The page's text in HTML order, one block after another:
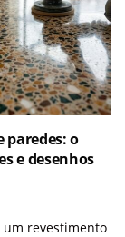
paredes: o
e desenhos
um revestimento